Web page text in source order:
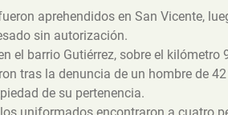
aprehendidos en San Vicente,
sin autorización.
el barrio Gutiérrez, sobre el
tras la denuncia de un hombre de
de su pertenencia.